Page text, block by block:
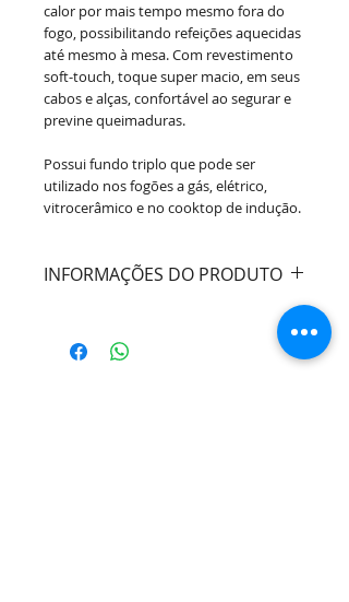
calor por mais tempo mesmo fora do
fogo, possibilitando refeições aquecidas
até mesmo à mesa. Com revestimento
soft-touch, toque super macio, em seus
cabos e alças, confortável ao segurar e
previne queimaduras.
Possui fundo triplo que pode ser
utilizado nos fogões a gás, elétrico,
vitrocerâmico e no cooktop de indução.
INFORMAÇÕES DO PRODUTO
Material: Aluminio com